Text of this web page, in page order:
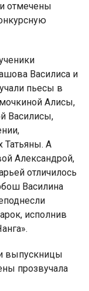
отмечены
Василиса и
пьесы в
Алисы,
Василисы,
Татьяны. А
Александрой,
отличилось
Василина
исполнив
выпускницы
прозвучала